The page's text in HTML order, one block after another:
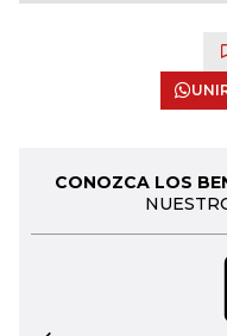
CONOZCA LOS